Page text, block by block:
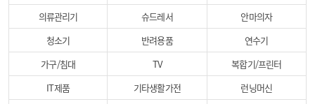
의류관리기
슈드레서
안마의자
청소기
반려용품
연수기
가구/침대
TV
복합기/프린터
IT제품
기타생활가전
런닝머신